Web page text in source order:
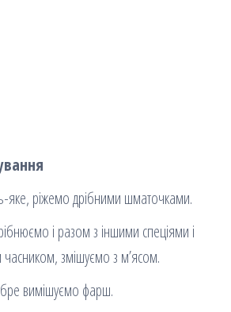
яке, ріжемо дрібними шматочками.
і разом з іншими спеціями і
змішуємо з м’ясом.
вимішуємо фарш.